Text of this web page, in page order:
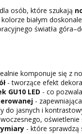
osób, które szukają
białym
światła
komponuje się z
- tworzące efekt
GU10 LED - co
-
do jasnych i
- które sprawdzą